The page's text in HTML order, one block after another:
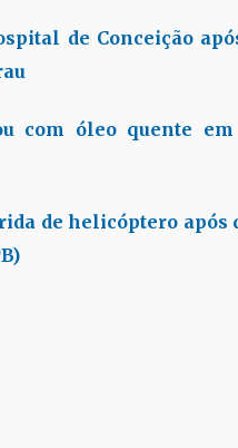
de Conceição
com óleo quente em
de helicóptero